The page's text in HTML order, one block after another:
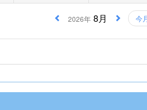
2026年 8月 今